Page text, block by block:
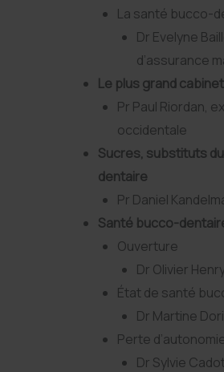
La santé bucco-
Dr Evelyne
d’assurance
Le plus grand
Pr Paul Riordan,
occidentale
Sucres, substituts
dentaire
Pr Daniel
Santé bucco-
Ouverture
Dr Olivier
État de santé
Dr Martine
Perte
Dr Sylvie